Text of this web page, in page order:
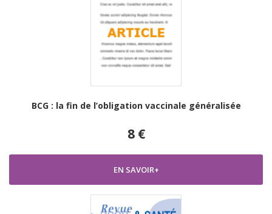
BCG : la fin de l’obligation vaccinale généralisée
8 €
EN SAVOIR+